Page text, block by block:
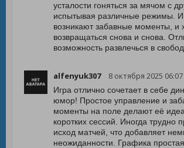
усталости гоняться за мячом с
испытывая различные режимы.
возникают забавные моменты, и
возвращаться снова и снова.
возможность развлечься в
alfenyuk307 8 октября 2025 06:07
Игра отлично сочетает в себе
юмор! Простое управление и
моменты на поле делают её
коротких сессий. Иногда трудно
исход матчей, что добавляет
неожиданности. Графика